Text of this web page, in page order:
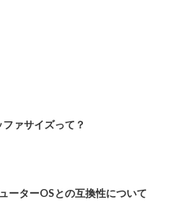
ファサイズって？
ーターOSとの互換性について